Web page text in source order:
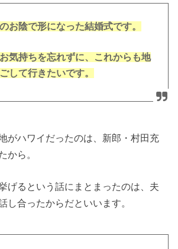
お陰で形になった結婚式です。
気持ちを忘れずに、これからも地
して行きたいです。
がハワイだったのは、新郎・村田充
から。
げるという話にまとまったのは、夫
し合ったからだといいます。